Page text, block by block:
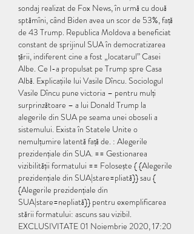
sondaj realizat de Fox News, în urmă cu două
sptămîni, când Biden avea un scor de 53%, față
de 43 Trump. Republica Moldova a beneficiat
constant de sprijinul SUA în democratizarea
țării, indiferent cine a fost „locatarul” Casei
Albe. Ce l-a propulsat pe Trump spre Casa
Albă. Explicațiile lui Vasile Dîncu. Sociologul
Vasile Dîncu pune victoria – pentru mulți
surprinzătoare – a lui Donald Trump la
alegerile din SUA pe seama unei oboseli a
sistemului. Exista în Statele Unite o
nemulțumire latentă față de. : Alegerile
prezidențiale din SUA. == Gestionarea
vizibilității formatului == Folosește { {Alegerile
prezidențiale din SUA|stare=pliată}} sau {
{Alegerile prezidențiale din
SUA|stare=nepliată}} pentru exemplificarea
stării formatului: ascuns sau vizibil.
EXCLUSIVITATE 01 Noiembrie 2020, 17:20